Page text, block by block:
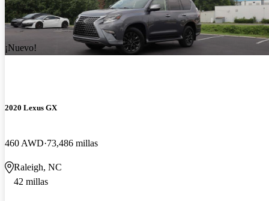
¡Nuevo!
2020 Lexus GX
460 AWD 73,486 millas
Raleigh, NC
42 millas